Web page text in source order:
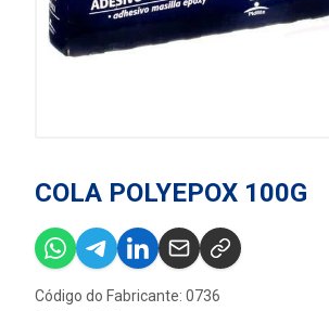
COLA POLYEPOX 100G
Código do Fabricante: 0736